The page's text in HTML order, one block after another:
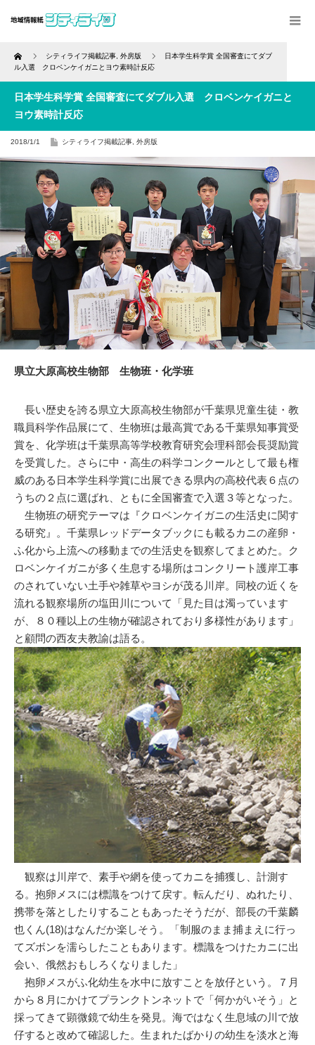
Home シティライフ掲載記事 外房版
日本学生科学賞 全国審査にてダブ
ル入選 クロベンケイガニとヨウ素時計反応
日本学生科学賞 全国審査にてダブル入選 クロベンケイガニと
ヨウ素時計反応
2018/1/1 シティライフ掲載記事 外房版
県立大原高校生物部 生物班・化学班
長い歴史を誇る県立大原高校生物部が千葉県児童生徒・教
職員科学作品展にて、生物班は最高賞である千葉県知事賞受
賞を、化学班は千葉県高等学校教育研究会理科部会長奨励賞
を受賞した。さらに中・高生の科学コンクールとして最も権
威のある日本学生科学賞に出展できる県内の高校代表６点の
うちの２点に選ばれ、ともに全国審査で入選３等となった。
生物班の研究テーマは『クロベンケイガニの生活史に関す
る研究』。千葉県レッドデータブックにも載るカニの産卵・
ふ化から上流への移動までの生活史を観察してまとめた。ク
ロベンケイガニが多く生息する場所はコンクリート護岸工事
のされていない土手や雑草やヨシが茂る川岸。同校の近くを
流れる観察場所の塩田川について「見た目は濁っています
が、８０種以上の生物が確認されており多様性があります」
と顧問の西友夫教諭は語る。
観察は川岸で、素手や網を使ってカニを捕獲し、計測す
る。抱卵メスには標識をつけて戻す。転んだり、ぬれたり、
携帯を落としたりすることもあったそうだが、部長の千葉麟
也くん(18)はなんだか楽しそう。「制服のまま捕まえに行っ
てズボンを濡らしたこともあります。標識をつけたカニに出
会い、俄然おもしろくなりました」
抱卵メスがふ化幼生を水中に放すことを放仔という。７月
から８月にかけてプランクトンネットで「何かがいそう」と
採ってきて顕微鏡で幼生を発見。海ではなく生息域の川で放
仔すると改めて確認した。生まれたばかりの幼生を淡水と海